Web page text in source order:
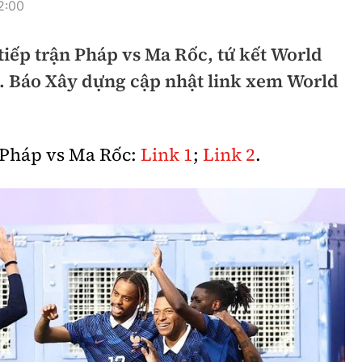
Hàng hải
Đường sắt đô thị
Mời thầu - Đấu thầu
thông
Thể thao
Bóng đá
Công nghệ
Công nghệ mới
trận Pháp vs Ma Rốc, tứ kết World
Báo Xây dựng cập nhật link xem World
vs Ma Rốc:Link 1;Link 2.